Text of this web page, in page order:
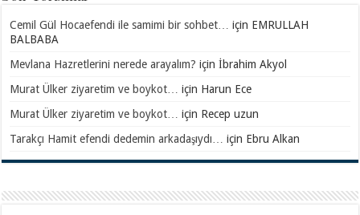
Cemil Gül Hocaefendi ile samimi bir sohbet… için EMRULLAH
BALBABA
Mevlana Hazretlerini nerede arayalım? içinİbrahim Akyol
Murat Ülker ziyaretim ve boykot…
için Harun Ece
Murat Ülker ziyaretim ve boykot…
için Recep uzun
Tarakçı Hamit efendi dedemin arkadaşıydı…
için Ebru Alkan